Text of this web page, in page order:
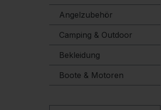
Angelzubehör
Camping & Outdoor
Bekleidung
Boote & Motoren